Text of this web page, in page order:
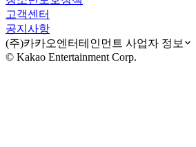
고객센터
공지사항
(주)카카오엔터테인먼트 사업자 정보
© Kakao Entertainment Corp.